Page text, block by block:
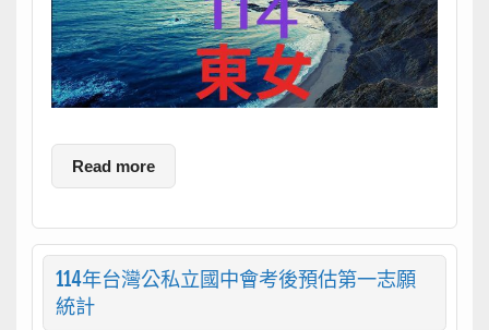
Read more
114年台灣公私立國中會考後預估第一志願
統計